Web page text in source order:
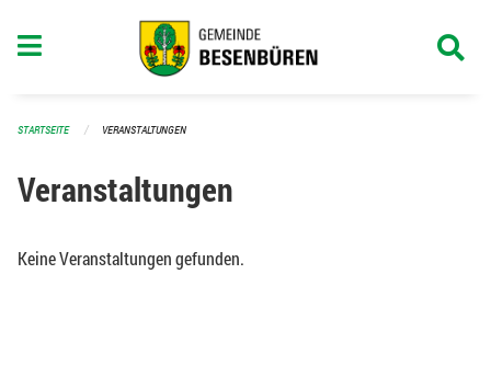
STARTSEITE VERANSTALTUNGEN
Veranstaltungen
Keine Veranstaltungen gefunden.